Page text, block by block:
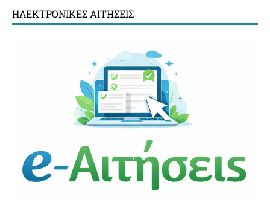
ΗΛΕΚΤΡΟΝΙΚΈΣ ΑΙΤΉΣΕΙΣ